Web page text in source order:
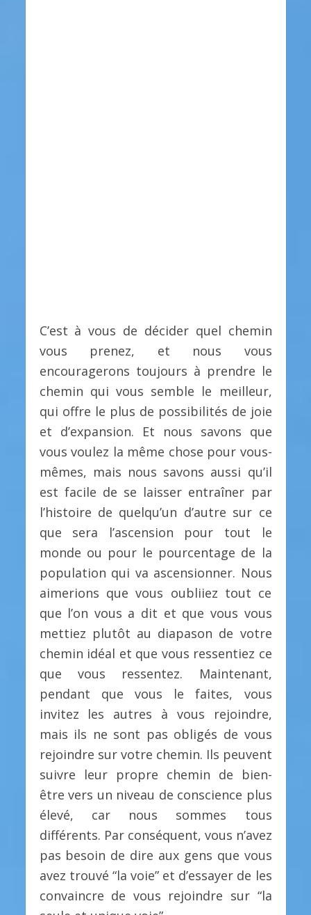
C’est à vous de décider quel chemin
vous prenez, et nous vous
encouragerons toujours à prendre le
chemin qui vous semble le meilleur,
qui offre le plus de possibilités de joie
et d’expansion. Et nous savons que
vous voulez la même chose pour vous-
mêmes, mais nous savons aussi qu’il
est facile de se laisser entraîner par
l’histoire de quelqu’un d’autre sur ce
que sera l’ascension pour tout le
monde ou pour le pourcentage de la
population qui va ascensionner. Nous
aimerions que vous oubliiez tout ce
que l’on vous a dit et que vous vous
mettiez plutôt au diapason de votre
chemin idéal et que vous ressentiez ce
que vous ressentez. Maintenant,
pendant que vous le faites, vous
invitez les autres à vous rejoindre,
mais ils ne sont pas obligés de vous
rejoindre sur votre chemin. Ils peuvent
suivre leur propre chemin de bien-
être vers un niveau de conscience plus
élevé, car nous sommes tous
différents. Par conséquent, vous n’avez
pas besoin de dire aux gens que vous
avez trouvé “la voie” et d’essayer de les
convaincre de vous rejoindre sur “la